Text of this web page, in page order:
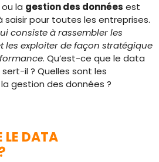
la gestion des données est
saisir pour toutes les entreprises.
consiste à rassembler les
les exploiter de façon stratégique
. Qu’est-ce que le data
il ? Quelles sont les
gestion des données ?
LE DATA